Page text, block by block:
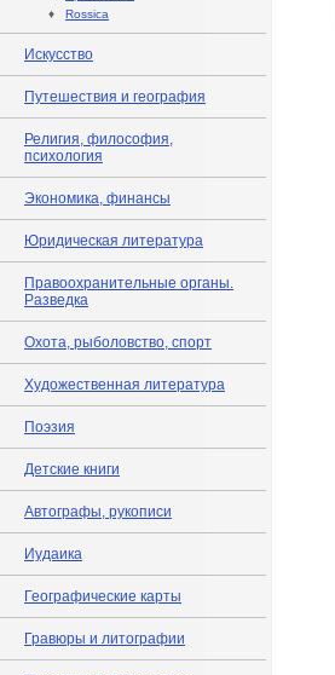
♦ Rossica
Искусство
Путешествия и география
Религия, философия,
психология
Экономика, финансы
Юридическая литература
Правоохранительные органы.
Разведка
Охота, рыболовство, спорт
Художественная литература
Поэзия
Детские книги
Автографы, рукописи
Иудаика
Географические карты
Гравюры и литографии